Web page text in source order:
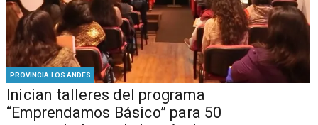
PROVINCIA LOS ANDES
Inician talleres del programa
“Emprendamos Básico” para 50